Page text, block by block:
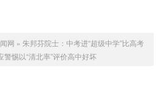
网 » 朱邦芬院士：中考进“超级中学”比高考
警惕以“清北率”评价高中好坏